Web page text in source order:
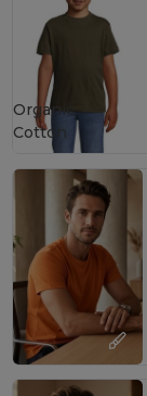
Organic
Cotton